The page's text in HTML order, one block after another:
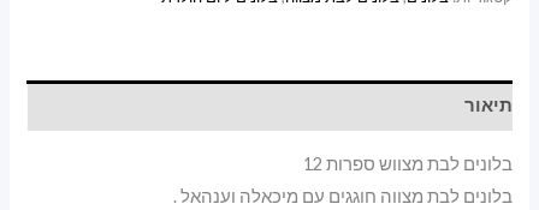
תיאור
בלונים לבת מצווש ספרות 12
בלונים לבת מצווה חוגגים עם מיכאלה וענהאל .